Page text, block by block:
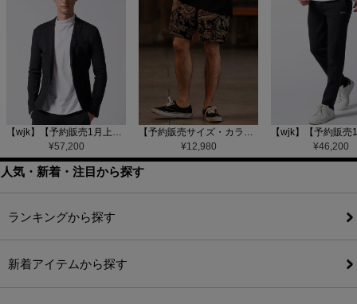
【wjk】【予約販売1月上旬～中旬入荷】function knit jacket(jacquard check) ニットジャケット(207 mw08j)
¥57,200
【予約販売サイズ・カラーにより納期異なる】【CAMBIO(カンビオ)】Gobelin Short Pants ショートパンツ(CAM25SS-002)
¥12,980 ¥46,200
人気・新着・注目から探す
ランキングから探す
新着アイテムから探す